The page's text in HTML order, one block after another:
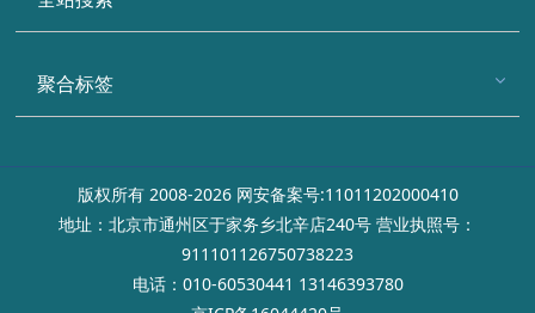
聚合标签
版权所有 2008-2026 网安备案号:11011202000410
地址：北京市通州区于家务乡北辛店240号 营业执照号：
911101126750738223
电话：010-60530441 13146393780